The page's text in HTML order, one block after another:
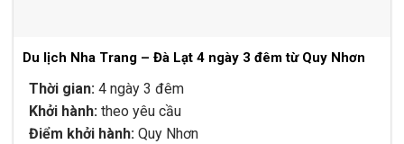
Du lịch Nha Trang – Đà Lạt 4 ngày 3 đêm từ Quy Nhơn
Thời gian:4 ngày 3 đêm
Khởi hành:theo yêu cầu
Điểm khởi hành:Quy Nhơn